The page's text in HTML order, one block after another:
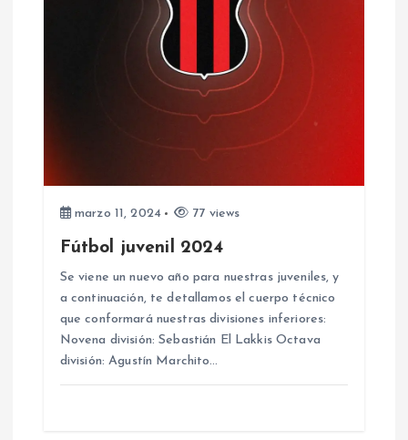
marzo 11, 2024 77 views
Fútbol juvenil 2024
Se viene un nuevo año para nuestras juveniles, y
a continuación, te detallamos el cuerpo técnico
que conformará nuestras divisiones inferiores:
Novena división: Sebastián El Lakkis Octava
división: Agustín Marchito…